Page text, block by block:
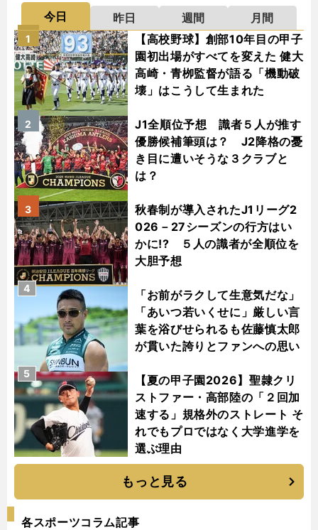
今日 昨日 週間
月間
【高校野球】創部10年目の甲子
園初出場がすべてを変えた 健大
高崎・青栁監督が語る「機動破
壊」はこうして生まれた
1
J1全順位予想 識者５人が推す
優勝候補筆頭は？ J2降格の憂
き目に遭いそうな３クラブと
は？
2
秋春制が導入されたJ1リーグ2
026－27シーズンの行方はい
かに!? ５人の識者が全順位を
大胆予想
3
「お前がラクして生意気だな」
「あいつ若いくせに」厳しい言
葉を浴びせられるも佐藤慎太郎
が貫いた誇りとファンへの思い
4
【夏の甲子園2026】聖隷クリ
ストファー・高部陸の「２回加
速する」規格外のストレート そ
れでもプロではなく大学進学を
選ぶ理由
5
もっと見る
各スポーツコラム記事